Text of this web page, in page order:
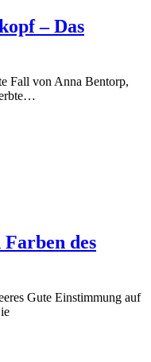
– Das
Fall von Anna Bentorp,
des
Gute Einstimmung auf